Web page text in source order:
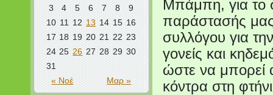
« Νοέ Μαρ »
3
4 5 6 7 8
9
10 11 12 13 14 15 16
17 18 19 20 21 22 23
24 25 26 27 28 29 30
31
Μπάμπη, για το
παράστασής
συλλόγου για
γονείς και
ώστε να μπορεί
κόντρα στη